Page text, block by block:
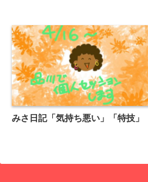
みさ日記「気持ち悪い」「特技」